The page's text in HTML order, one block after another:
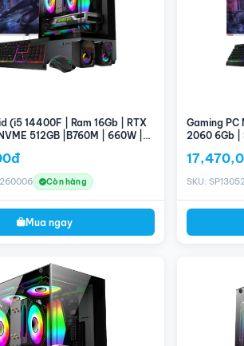
(i5 14400F | Ram 16Gb | RTX
512GB |B760M | 660W |
Còn hàng
Mua ngay
Gaming PC
2060 6Gb |
SKU: